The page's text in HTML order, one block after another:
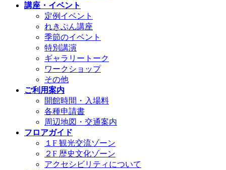
講座・イベント
定例イベント
れきぶん講座
季節のイベント
特別講演
ギャラリートーク
ワークショップ
その他
ご利用案内
開館時間・入場料
各種申請書
周辺地図・交通案内
フロアガイド
１F 観光交流ゾーン
２F 歴史文化ゾーン
アクセシビリティについて